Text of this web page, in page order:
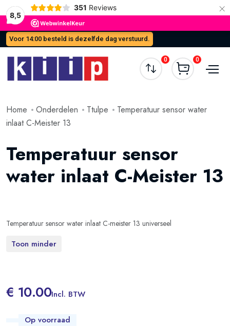
8,5
351 Reviews ×
Voor 14:00 besteld is dezelfde dag verstuurd.
0 0
Home Onderdelen Ttulpe
Temperatuur sensor water
inlaat C-Meister 13
Temperatuur sensor
water inlaat C-Meister 13
Temperatuur sensor water inlaat C-meister 13 universeel
Toon minder
€ 10.00Incl. BTW
Op voorraad